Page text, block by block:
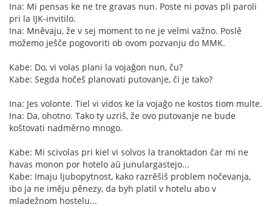
Ina: Mi pensas ke ne tre gravas nun. Poste ni povas pli paroli
pri la IJK-invitilo.
Ina: Mněvaju, že v sej moment to ne je velmi važno. Poslě
možemo jeŝče pogovoriti ob ovom pozvanju do MMK.
Kabe: Do, vi volas plani la vojaĝon nun, ĉu?
Kabe: Segda hočeš planovati putovanje, či je tako?
Ina: Jes volonte. Tiel vi vidos ke la vojaĝo ne kostos tiom multe.
Ina: Da, ohotno. Tako ty uzriš, že ovo putovanje ne bude
koštovati nadměrno mnogo.
Kabe: Mi scivolas pri kiel vi solvos la tranoktadon ĉar mi ne
havas monon por hotelo aŭ junulargastejo...
Kabe: Imaju ljubopytnost, kako razrěšiš problem nočevanja,
ibo ja ne iměju pěnezy, da byh platil v hotelu abo v
mladežnom hostelu...